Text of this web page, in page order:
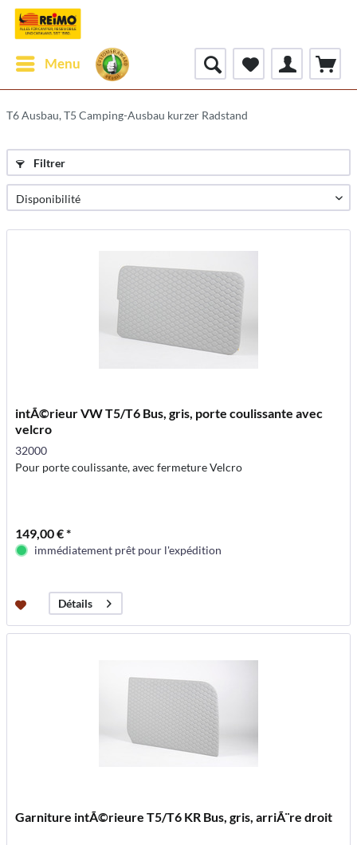
Menu
T6 Ausbau, T5 Camping-Ausbau kurzer Radstand
Filtrer
intÃ©rieur VW T5/T6 Bus, gris, porte coulissante avec
velcro
32000
Pour porte coulissante, avec fermeture Velcro
149,00 € *
immédiatement prêt pour l'expédition
Détails
Garniture intÃ©rieure T5/T6 KR Bus, gris, arriÃ¨re droit